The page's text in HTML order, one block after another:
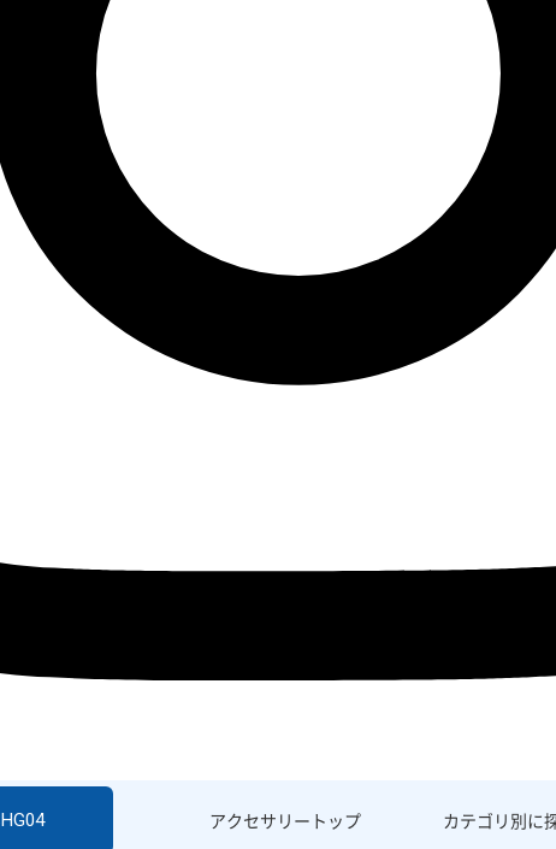
アクセサリー トップ カテゴリ別に